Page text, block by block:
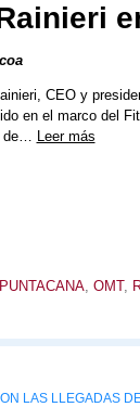
CEO y
en el marco del
de… Leer más
, OMT,
LAS LLEGADAS